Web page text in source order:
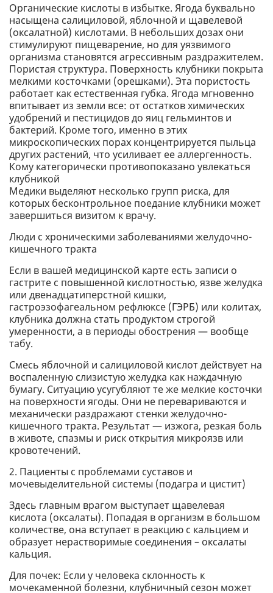
Органические кислоты в избытке. Ягода буквально
насыщена салициловой, яблочной и щавелевой
(оксалатной) кислотами. В небольших дозах они
стимулируют пищеварение, но для уязвимого
организма становятся агрессивным раздражителем.
Пористая структура. Поверхность клубники покрыта
мелкими косточками (орешками). Эта пористость
работает как естественная губка. Ягода мгновенно
впитывает из земли все: от остатков химических
удобрений и пестицидов до яиц гельминтов и
бактерий. Кроме того, именно в этих
микроскопических порах концентрируется пыльца
других растений, что усиливает ее аллергенность.
Кому категорически противопоказано увлекаться
клубникой
Медики выделяют несколько групп риска, для
которых бесконтрольное поедание клубники может
завершиться визитом к врачу.
Люди с хроническими заболеваниями желудочно-
кишечного тракта
Если в вашей медицинской карте есть записи о
гастрите с повышенной кислотностью, язве желудка
или двенадцатиперстной кишки,
гастроэзофагеальном рефлюксе (ГЭРБ) или колитах,
клубника должна стать продуктом строгой
умеренности, а в периоды обострения — вообще
табу.
Смесь яблочной и салициловой кислот действует на
воспаленную слизистую желудка как наждачную
бумагу. Ситуацию усугубляют те же мелкие косточки
на поверхности ягоды. Они не перевариваются и
механически раздражают стенки желудочно-
кишечного тракта. Результат — изжога, резкая боль
в животе, спазмы и риск открытия микроязв или
кровотечений.
2. Пациенты с проблемами суставов и
мочевыделительной системы (подагра и цистит)
Здесь главным врагом выступает щавелевая
кислота (оксалаты). Попадая в организм в большом
количестве, она вступает в реакцию с кальцием и
образует нерастворимые соединения – оксалаты
кальция.
Для почек: Если у человека склонность к
мочекаменной болезни, клубничный сезон может